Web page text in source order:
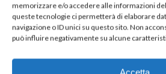
memorizzare e/o accedere alle informazioni
queste tecnologie ci permetterà di elaborare
navigazione o ID unici su questo sito. Non
può influire negativamente su alcune
Accetta